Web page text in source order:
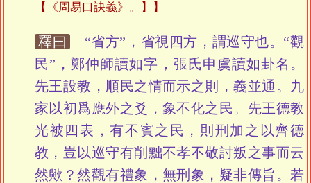
【《周易口訣義》。】
釋曰
“省方”，省視四方，謂巡守也。“觀
民”，鄭仲師讀如字，張氏申虞讀如卦名。
先王設教，順民之情而示之則，義並通。九
家以初爲應外之爻，象不化之民。先王德教
光被四表，有不賓之民，則刑加之以齊德
教，豈以巡守有削黜不孝不敬討叛之事而云
然歟？然觀有禮象，無刑象，疑非傳旨。若